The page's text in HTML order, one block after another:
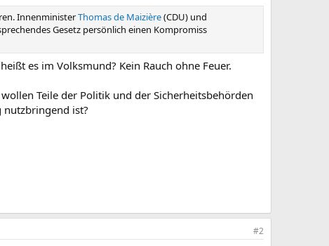
InnenministerThomas de Maizière(CDU) und
Gesetz persönlich einen Kompromiss
es im Volksmund? Kein Rauch ohne Feuer.
Teile der Politik und der Sicherheitsbehörden
ist?
#2